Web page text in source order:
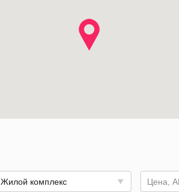
Жилой комплекс Цена,